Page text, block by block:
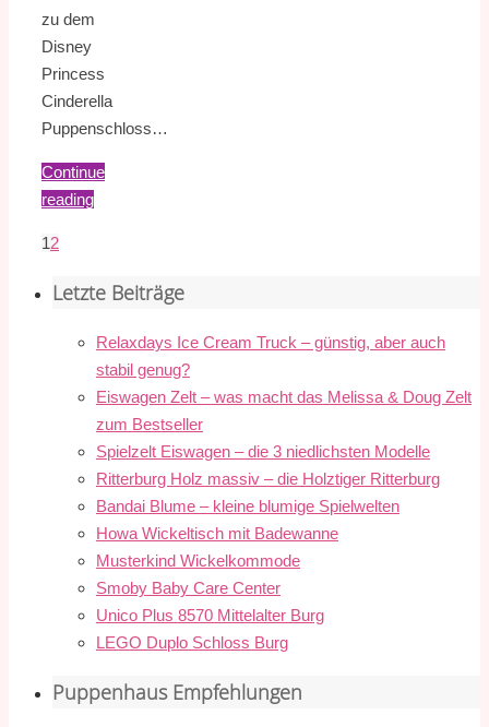
zu dem
Disney
Princess
Cinderella
Puppenschloss…
Continue
reading
12
Letzte Beiträge
Relaxdays Ice Cream Truck – günstig, aber auch
stabil genug?
Eiswagen Zelt – was macht das Melissa & Doug Zelt
zum Bestseller
Spielzelt Eiswagen – die 3 niedlichsten Modelle
Ritterburg Holz massiv – die Holztiger Ritterburg
Bandai Blume – kleine blumige Spielwelten
Howa Wickeltisch mit Badewanne
Musterkind Wickelkommode
Smoby Baby Care Center
Unico Plus 8570 Mittelalter Burg
LEGO Duplo Schloss Burg
Puppenhaus Empfehlungen